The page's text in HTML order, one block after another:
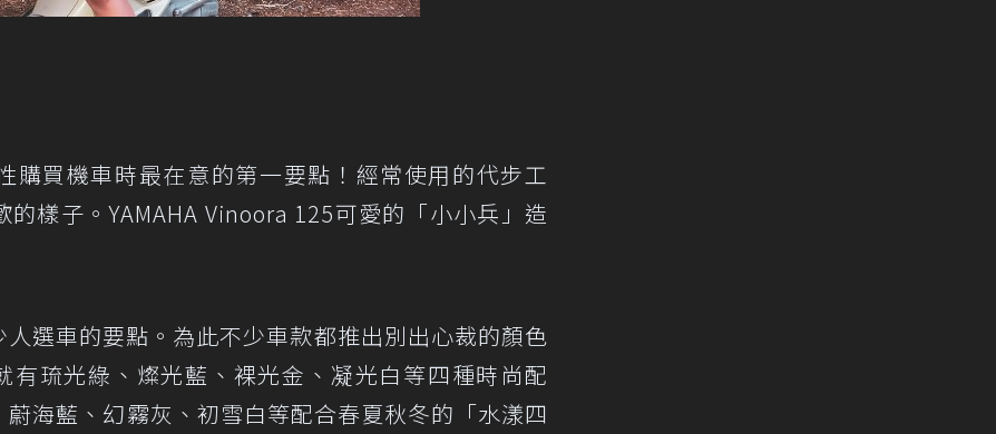
購買機車時最在意的第一要點！經常使用的代步工
樣子。YAMAHA Vinoora 125可愛的「小小兵」造
選車的要點。為此不少車款都推出別出心裁的顏色
琉光綠、燦光藍、裸光金、凝光白等四種時尚配
海藍、幻霧灰、初雪白等配合春夏秋冬的「水漾四